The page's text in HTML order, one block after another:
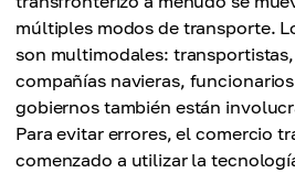
múltiples modos de transporte.
son multimodales:
compañías navieras,
gobiernos también están
Para evitar errores, el comercio
comenzado a utilizar la